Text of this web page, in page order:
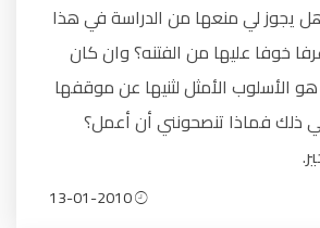
هل يجوز لي منعها من الدراسة في هذا
خوفا عليها من الفتنه؟ وان كان
الأسلوب الأمثل لثنيها عن موقفها
ذلك فماذا تنصحونني أن أعمل؟